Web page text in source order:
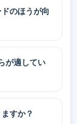
のほうが向
が適してい
すか？